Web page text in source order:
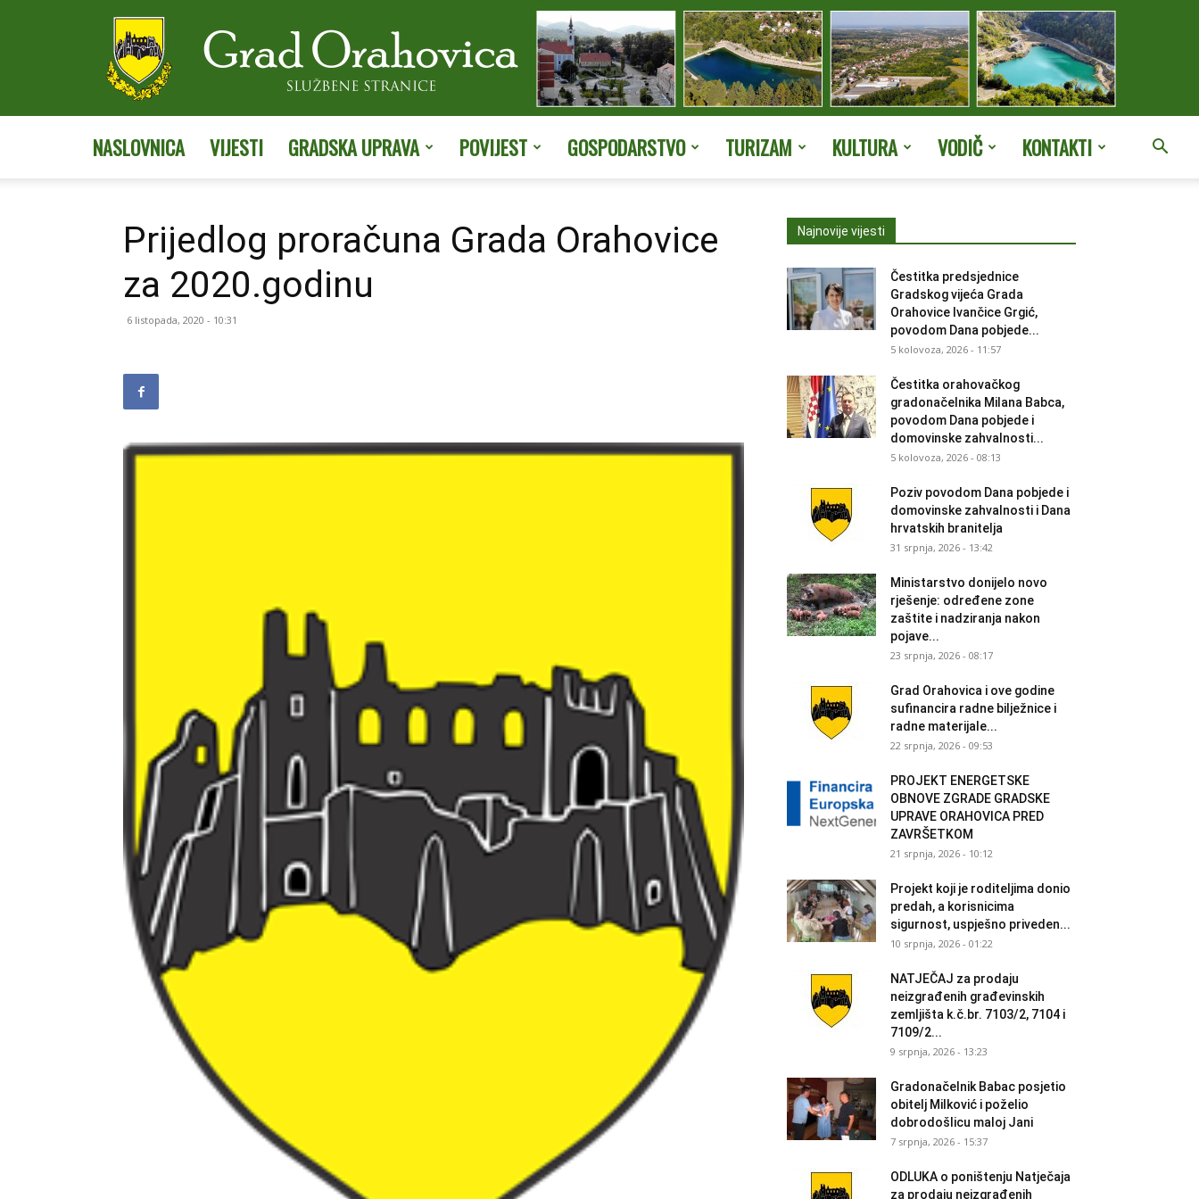
NASLOVNICA VIJESTI GRADSKA UPRAVA POVIJEST GOSPODARSTVO TURIZAM KULTURA VODIČ KONTAKTI
Prijedlog proračuna Grada Orahovice
za 2020.godinu
6 listopada, 2020 - 10:31
Najnovije vijesti
Čestitka predsjednice
Gradskog vijeća Grada
Orahovice Ivančice Grgić,
povodom Dana pobjede...
5 kolovoza, 2026 - 11:57
Čestitka orahovačkog
gradonačelnika Milana Babca,
povodom Dana pobjede i
domovinske zahvalnosti...
5 kolovoza, 2026 - 08:13
Poziv povodom Dana pobjede i
domovinske zahvalnosti i Dana
hrvatskih branitelja
31 srpnja, 2026 - 13:42
Ministarstvo donijelo novo
rješenje: određene zone
zaštite i nadziranja nakon
pojave...
23 srpnja, 2026 - 08:17
Grad Orahovica i ove godine
sufinancira radne bilježnice i
radne materijale...
22 srpnja, 2026 - 09:53
PROJEKT ENERGETSKE
OBNOVE ZGRADE GRADSKE
UPRAVE ORAHOVICA PRED
ZAVRŠETKOM
21 srpnja, 2026 - 10:12
Projekt koji je roditeljima donio
predah, a korisnicima
sigurnost, uspješno priveden...
10 srpnja, 2026 - 01:22
NATJEČAJ za prodaju
neizgrađenih građevinskih
zemljišta k.č.br. 7103/2, 7104 i
7109/2...
9 srpnja, 2026 - 13:23
Gradonačelnik Babac posjetio
obitelj Milković i poželio
dobrodošlicu maloj Jani
7 srpnja, 2026 - 15:37
ODLUKA o poništenju Natječaja
za prodaju neizgrađenih